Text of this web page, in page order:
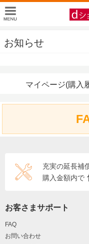
お知らせ
マイページ(購入
充実の延長補
購入金額内で
お客さまサポート
FAQ
お問い合わせ